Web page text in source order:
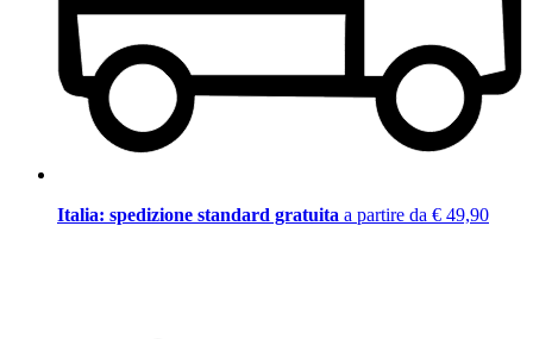
Italia: spedizione standard gratuita a partire da € 49,90